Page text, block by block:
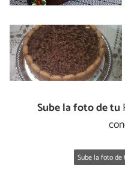
Sube la foto de tu
Sube la foto